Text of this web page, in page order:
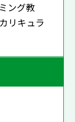
ング教
キュラ